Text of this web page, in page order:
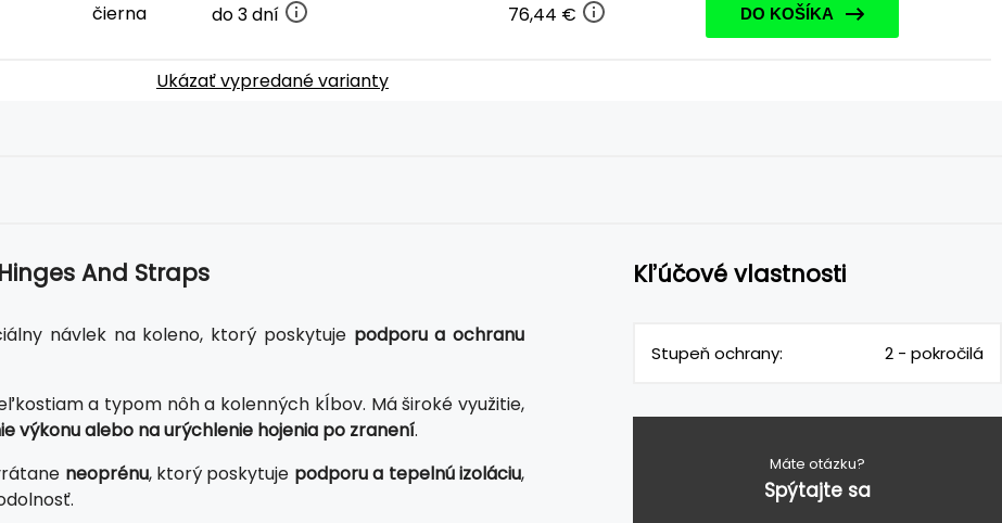
čierna do 3 dní 76,44 € DO KOŠÍKA
Ukázať vypredané varianty
And Straps
návlek na koleno, ktorý poskytuje podporu a ochranu
a typom nôh a kolenných kĺbov. Má široké využitie,
výkonu alebo na urýchlenie hojenia po zranení.
neoprénu, ktorý poskytuje podporu a tepelnú izoláciu,
Kľúčové vlastnosti
Stupeň ochrany: 2 - pokročilá
Máte otázku?
Spýtajte sa